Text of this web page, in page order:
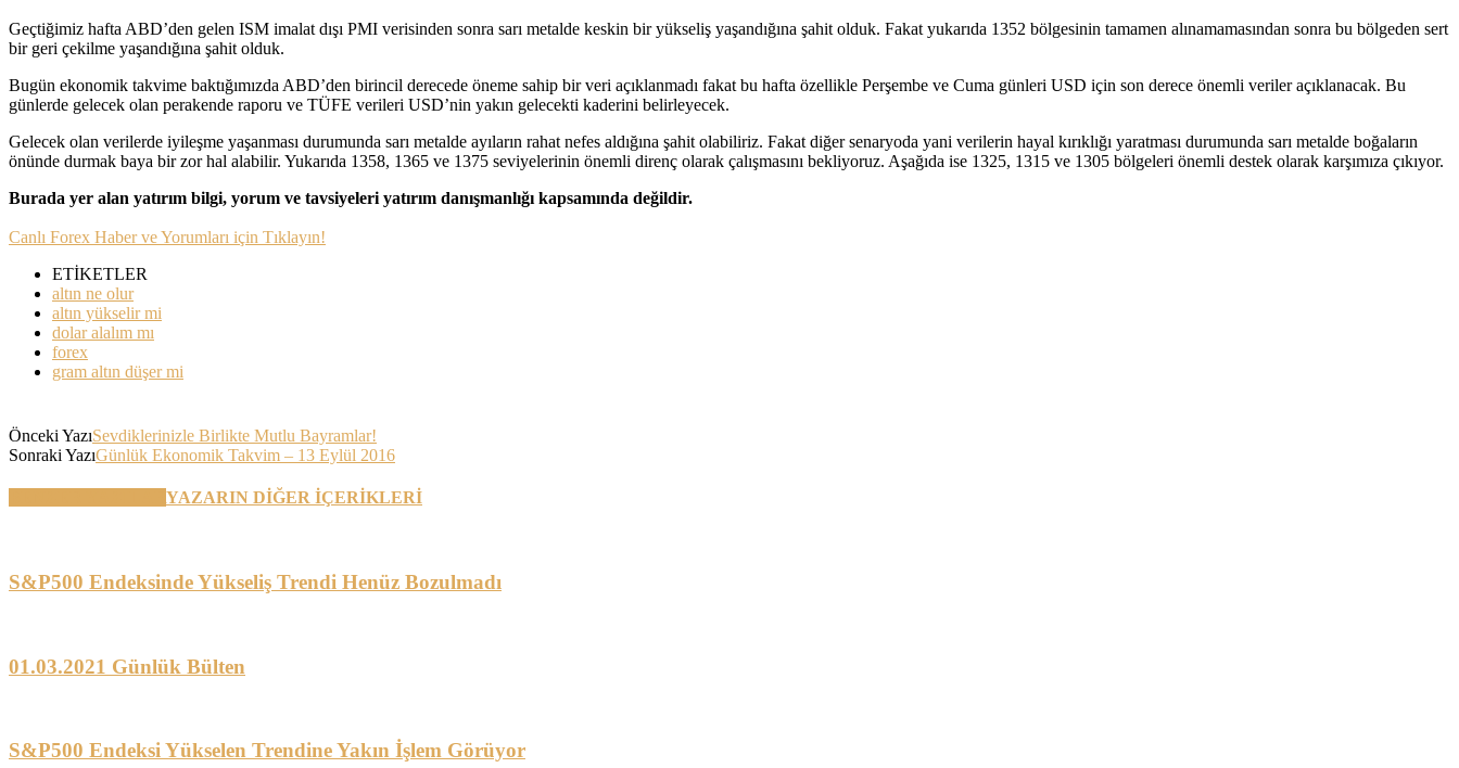
Geçtiğimiz hafta ABD’den gelen ISM imalat dışı PMI verisinden sonra sarı metalde keskin bir yükseliş yaşandığına şahit olduk. Fakat yukarıda 1352 bölgesinin tamamen alınamamasından sonra bu bölgeden sert
bir geri çekilme yaşandığına şahit olduk.
Bugün ekonomik takvime baktığımızda ABD’den birincil derecede öneme sahip bir veri açıklanmadı fakat bu hafta özellikle Perşembe ve Cuma günleri USD için son derece önemli veriler açıklanacak. Bu
günlerde gelecek olan perakende raporu ve TÜFE verileri USD’nin yakın gelecekti kaderini belirleyecek.
Gelecek olan verilerde iyileşme yaşanması durumunda sarı metalde ayıların rahat nefes aldığına şahit olabiliriz. Fakat diğer senaryoda yani verilerin hayal kırıklığı yaratması durumunda sarı metalde boğaların
önünde durmak baya bir zor hal alabilir. Yukarıda 1358, 1365 ve 1375 seviyelerinin önemli direnç olarak çalışmasını bekliyoruz. Aşağıda ise 1325, 1315 ve 1305 bölgeleri önemli destek olarak karşımıza çıkıyor.
Burada yer alan yatırım bilgi, yorum ve tavsiyeleri yatırım danışmanlığı kapsamında değildir.
Canlı Forex Haber ve Yorumları için Tıklayın!
ETİKETLER
altın ne olur
altın yükselir mi
dolar alalım mı
forex
gram altın düşer mi
Önceki YazıSevdiklerinizle Birlikte Mutlu Bayramlar!
Sonraki YazıGünlük Ekonomik Takvim – 13 Eylül 2016
YAZARIN DİĞER İÇERİKLERİ
S&P500 Endeksinde Yükseliş Trendi Henüz Bozulmadı
01.03.2021 Günlük Bülten
S&P500 Endeksi Yükselen Trendine Yakın İşlem Görüyor